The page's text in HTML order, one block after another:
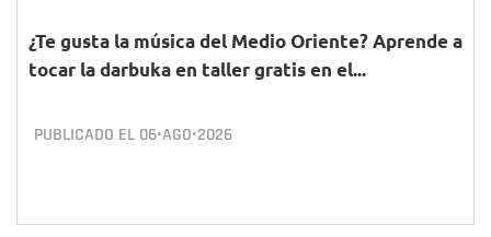
¿Te gusta la música del Medio Oriente? Aprende a
tocar la darbuka en taller gratis en el...
PUBLICADO EL 06•AGO•2026